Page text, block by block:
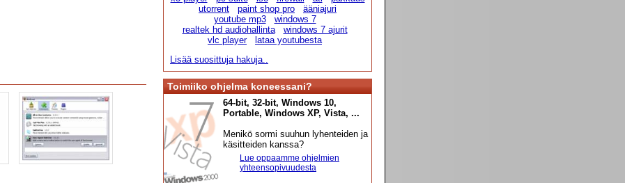
utorrent
paint shop pro
ääniajuri
youtube mp3
windows 7
realtek hd audiohallinta
windows 7 ajurit
vlc player
lataa youtubesta
Lisää suosittuja hakuja..
Toimiiko ohjelma koneessani?
64-bit, 32-bit, Windows 10,
Portable, Windows XP, Vista, ...
Menikö sormi suuhun lyhenteiden ja
käsitteiden kanssa?
Lue oppaamme ohjelmien
yhteensopivuudesta